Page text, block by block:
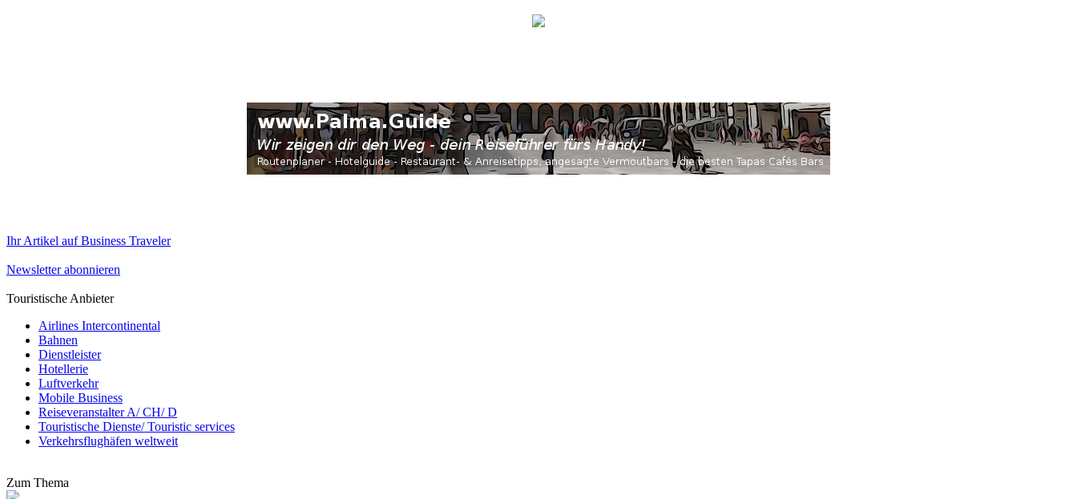
Ihr Artikel auf Business Traveler
Newsletter abonnieren
Touristische Anbieter
Airlines Intercontinental
Bahnen
Dienstleister
Hotellerie
Luftverkehr
Mobile Business
Reiseveranstalter A/ CH/ D
Touristische Dienste/ Touristic services
Verkehrsflughäfen weltweit
Zum Thema